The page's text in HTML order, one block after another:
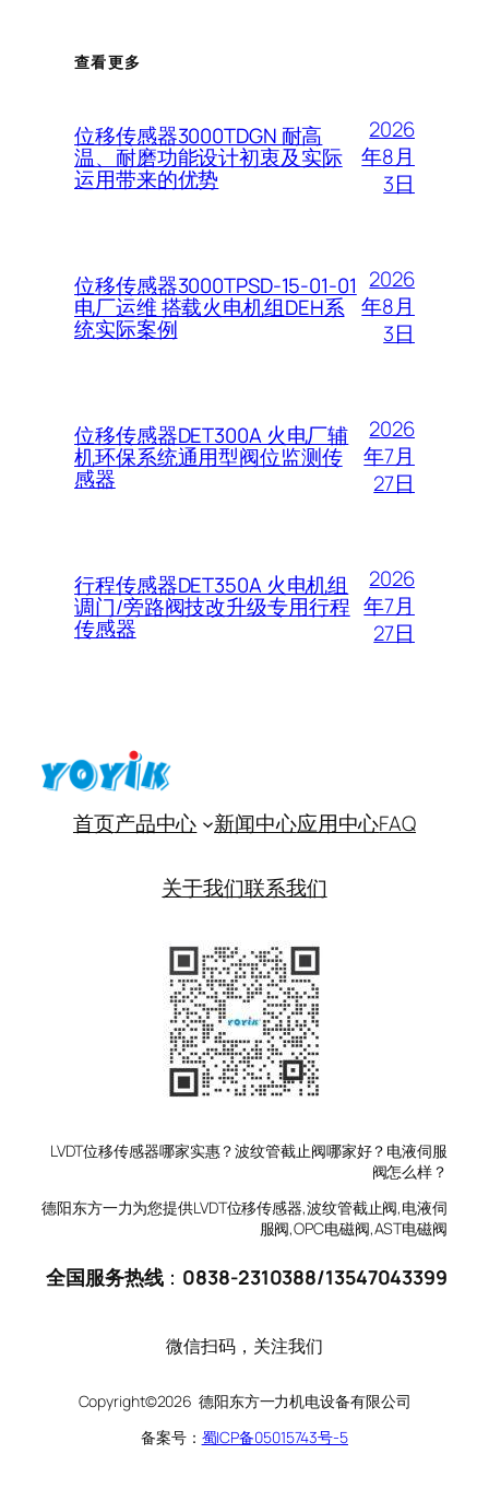
查看更多
位移传感器3000TDGN 耐高
温、耐磨功能设计初衷及实际
运用带来的优势
2026
年8月
3日
位移传感器3000TPSD-15-01-01
电厂运维 搭载火电机组DEH系
统实际案例
2026
年8月
3日
位移传感器DET300A 火电厂辅
机环保系统通用型阀位监测传
感器
2026
年7月
27日
行程传感器DET350A 火电机组
调门/旁路阀技改升级专用行程
传感器
2026
年7月
27日
首页产品中心 新闻中心应用中心FAQ
关于我们联系我们
LVDT位移传感器哪家实惠？波纹管截止阀哪家好？电液伺服
阀怎么样？
德阳东方一力为您提供LVDT位移传感器,波纹管截止阀,电液伺
服阀,OPC电磁阀,AST电磁阀
全国服务热线： 0838-2310388/13547043399
微信扫码，关注我们
Copyright©2026 德阳东方一力机电设备有限公司
备案号： 蜀ICP备05015743号-5